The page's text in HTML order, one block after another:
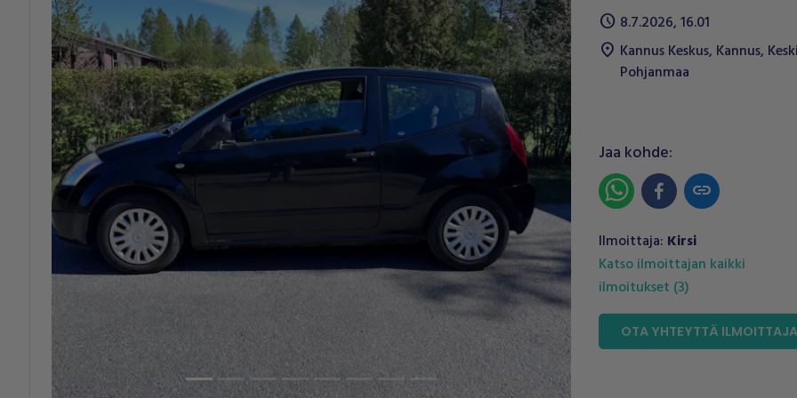
Previous Next
schedule 8.7.2026, 16.01
location_on Kannus Keskus, Kannus,
Pohjanmaa
Jaa kohde:
link
Ilmoittaja: Kirsi
Katso ilmoittajan kaikki
ilmoitukset (3)
OTA YHTEYTTÄ